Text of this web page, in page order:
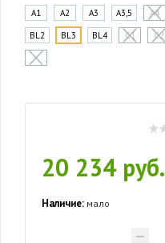
A1 A2 A3 A3,5 A4
BL2
BL3 BL4 C1 C2
-
20 234 руб.
Наличие: мало